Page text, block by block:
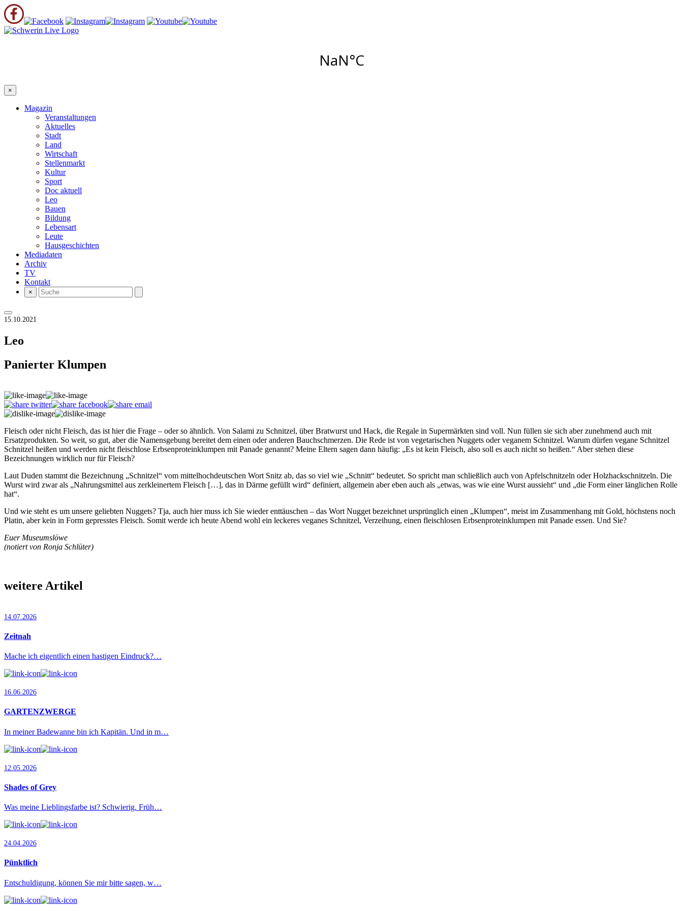
×
Magazin
Veranstaltungen
Aktuelles
Stadt
Land
Wirtschaft
Stellenmarkt
Kultur
Sport
Doc aktuell
Leo
Bauen
Bildung
Lebensart
Leute
Hausgeschichten
Mediadaten
Archiv
TV
Kontakt
×
15.10.2021
Leo
Panierter Klumpen
Fleisch oder nicht Fleisch, das ist hier die Frage – oder so ähnlich. Von Salami zu Schnitzel, über Bratwurst und Hack, die Regale in Supermärkten sind voll. Nun füllen sie sich aber zunehmend auch mit
Ersatzprodukten. So weit, so gut, aber die Namensgebung bereitet dem einen oder anderen Bauchschmerzen. Die Rede ist von vegetarischen Nuggets oder veganem Schnitzel. Warum dürfen vegane Schnitzel
Schnitzel heißen und werden nicht fleischlose Erbsenproteinklumpen mit Panade genannt? Meine Eltern sagen dann häufig: „Es ist kein Fleisch, also soll es auch nicht so heißen.“ Aber stehen diese
Bezeichnungen wirklich nur für Fleisch?
Laut Duden stammt die Bezeichnung „Schnitzel“ vom mittelhochdeutschen Wort Snitz ab, das so viel wie „Schnitt“ bedeutet. So spricht man schließlich auch von Apfelschnitzeln oder Holzhackschnitzeln. Die
Wurst wird zwar als „Nahrungsmittel aus zerkleinertem Fleisch […], das in Därme gefüllt wird“ definiert, allgemein aber eben auch als „etwas, was wie eine Wurst aussieht“ und „die Form einer länglichen Rolle
hat“.
Und wie steht es um unsere geliebten Nuggets? Tja, auch hier muss ich Sie wieder enttäuschen – das Wort Nugget bezeichnet ursprünglich einen „Klumpen“, meist im Zusammenhang mit Gold, höchstens noch
Platin, aber kein in Form gepresstes Fleisch. Somit werde ich heute Abend wohl ein leckeres veganes Schnitzel, Verzeihung, einen fleischlosen Erbsenprotein­klumpen mit Panade essen. Und Sie?
Euer Museumslöwe
(notiert von Ronja Schlüter)
weitere Artikel
14.07.2026
Zeitnah
Mache ich eigentlich einen hastigen Eindruck?…
16.06.2026
GARTENZWERGE
In meiner Badewanne bin ich Kapitän. Und in m…
12.05.2026
Shades of Grey
Was meine Lieblingsfarbe ist? Schwierig. Früh…
24.04.2026
Pünktlich
Entschuldigung, können Sie mir bitte sagen, w…